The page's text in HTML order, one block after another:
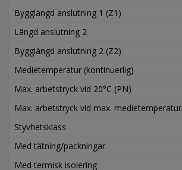
Bygglängd anslutning 1 (Z1)
Längd anslutning 2
Bygglängd anslutning 2 (Z2)
Medietemperatur (kontinuerlig)
Max. arbetstryck vid 20°C (PN)
Max. arbetstryck vid max. medietemperatur
Styvhetsklass
Med tätning/packningar
Med termisk isolering